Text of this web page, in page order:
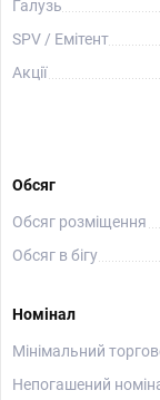
Галузь
SPV / Емітент
Акції
Обсяг
Обсяг розміщення
Обсяг в бігу
Номінал
Мінімальний
Непогашений